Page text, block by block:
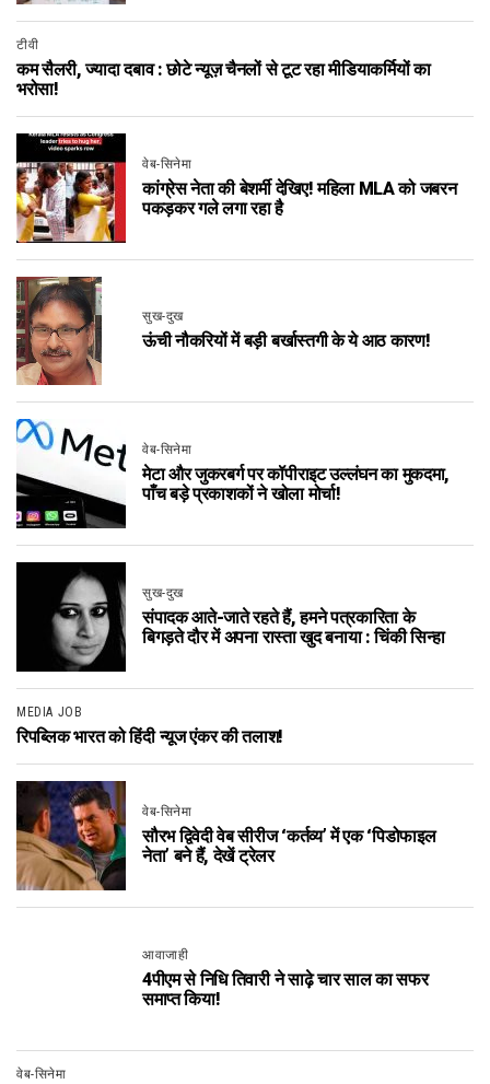
टीवी
कम सैलरी, ज्यादा दबाव : छोटे न्यूज़ चैनलों से टूट रहा मीडियाकर्मियों का
भरोसा!
वेब-सिनेमा
कांग्रेस नेता की बेशर्मी देखिए! महिला MLA को जबरन
पकड़कर गले लगा रहा है
सुख-दुख
ऊंची नौकरियों में बड़ी बर्खास्तगी के ये आठ कारण!
वेब-सिनेमा
मेटा और जुकरबर्ग पर कॉपीराइट उल्लंघन का मुकदमा,
पाँच बड़े प्रकाशकों ने खोला मोर्चा!
सुख-दुख
संपादक आते-जाते रहते हैं, हमने पत्रकारिता के
बिगड़ते दौर में अपना रास्ता खुद बनाया : चिंकी सिन्हा
MEDIA JOB
रिपब्लिक भारत को हिंदी न्यूज एंकर की तलाश!
वेब-सिनेमा
सौरभ द्विवेदी वेब सीरीज ‘कर्तव्य’ में एक ‘पिडोफाइल
नेता’ बने हैं, देखें ट्रेलर
आवाजाही
4पीएम से निधि तिवारी ने साढ़े चार साल का सफर
समाप्त किया!
वेब-सिनेमा